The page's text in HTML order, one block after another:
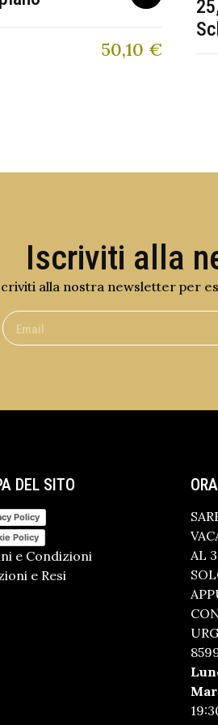
50,10 €
Iscriviti alla
alla nostra newsletter per
DEL SITO
Policy
Policy
e Condizioni
e Resi
AL